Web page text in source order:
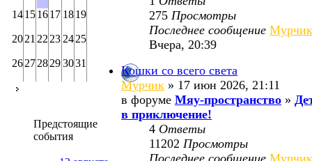
14151617 1819
2021 22 23 2425
262728293031
Предстоящие
события
275Просмотры
Последнее сообщение
Вчера, 20:39
Кошки со всего света
Мурчик » 17 июн 2026, 21:11
в форумеМяу-пространство »
в приключение!
4 Ответы
11202Просмотры